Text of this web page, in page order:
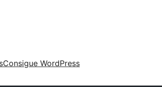
Consigue WordPress